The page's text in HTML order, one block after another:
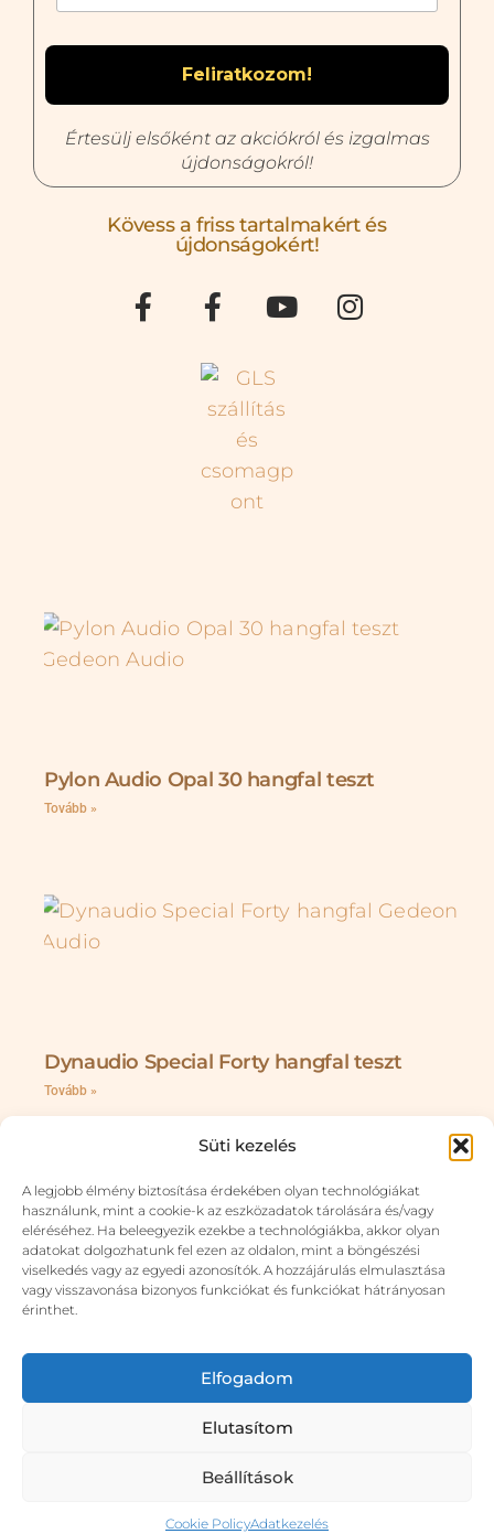
Süti kezelés
A legjobb élmény biztosítása érdekében olyan technológiákat
használunk, mint a cookie-k az eszközadatok tárolására és/vagy
eléréséhez. Ha beleegyezik ezekbe a technológiákba, akkor olyan
adatokat dolgozhatunk fel ezen az oldalon, mint a böngészési
viselkedés vagy az egyedi azonosítók. A hozzájárulás elmulasztása
vagy visszavonása bizonyos funkciókat és funkciókat hátrányosan
érinthet.
Elfogadom
Elutasítom
Beállítások
Cookie PolicyAdatkezelés
Értesülj elsőként az akciókról és izgalmas
újdonságokról!
Kövess a friss tartalmakért és
újdonságokért!
Pylon Audio Opal 30 hangfal teszt
Tovább »
Dynaudio Special Forty hangfal teszt
Tovább »
csöves erősítő teszt